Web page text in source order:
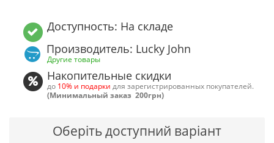
Доступность: На складе
Производитель: Lucky John
Другие товары
Накопительные скидки
до 10% и подарки для зарегистрированных покупателей.
(Минимальный заказ 200грн)
Оберіть доступний варіант